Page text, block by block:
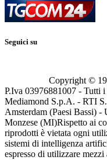
Seguici su
Copyright ©
P.Iva 03976881007 - Tutti
Mediamond S.p.A. - RTI
Amsterdam (Paesi Bassi)
Monzese (MI)Rispetto ai
riprodotti è vietata ogni
sistemi di intelligenza
espresso di utilizzare